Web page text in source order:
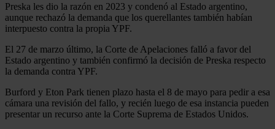
Preska les dio la razón en 2023 y condenó al Estado argentino,
aunque rechazó la demanda que los querellantes también habían
interpuesto contra la propia YPF.
El 27 de marzo último, la Corte de Apelaciones falló a favor del
Estado argentino y también confirmó la decisión de Preska respecto
la demanda contra YPF.
Burford y Eton Park tienen plazo hasta el 8 de mayo para pedir a esa
cámara una revisión del fallo, y recién luego de esa instancia pueden
presentar un recurso ante la Corte Suprema de Estados Unidos.